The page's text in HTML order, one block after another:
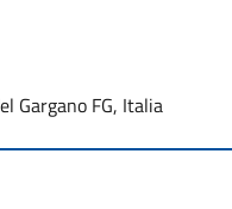
Gargano FG, Italia